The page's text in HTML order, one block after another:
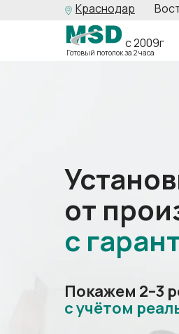
Краснодар
с 2009г
Готовый потолок за 2 часа
от
с
Покажем 2–3
сучётом